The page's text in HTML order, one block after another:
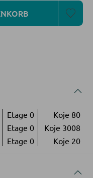
gewünschten Wert ein
Etage 0
Koje 80
Etage 0
Koje 3008
Etage 0 Koje 20